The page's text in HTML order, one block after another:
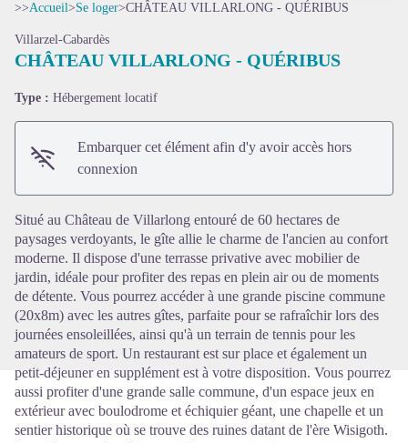
>>Accueil>Se loger>CHÂTEAU VILLARLONG - QUÉRIBUS
Villarzel-Cabardès
CHÂTEAU VILLARLONG - QUÉRIBUS
Type : Hébergement locatif
Embarquer cet élément afin d'y avoir accès hors
connexion
Situé au Château de Villarlong entouré de 60 hectares de
paysages verdoyants, le gîte allie le charme de l'ancien au confort
moderne. Il dispose d'une terrasse privative avec mobilier de
jardin, idéale pour profiter des repas en plein air ou de moments
de détente. Vous pourrez accéder à une grande piscine commune
(20x8m) avec les autres gîtes, parfaite pour se rafraîchir lors des
journées ensoleillées, ainsi qu'à un terrain de tennis pour les
amateurs de sport. Un restaurant est sur place et également un
petit-déjeuner en supplément est à votre disposition. Vous pourrez
aussi profiter d'une grande salle commune, d'un espace jeux en
extérieur avec boulodrome et échiquier géant, une chapelle et un
sentier historique où se trouve des ruines datant de l'ère Wisigoth.